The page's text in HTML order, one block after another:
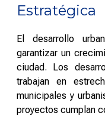
Estratégica
El desarrollo
garantizar un
ciudad. Los
trabajan en
municipales y
proyectos cumplan